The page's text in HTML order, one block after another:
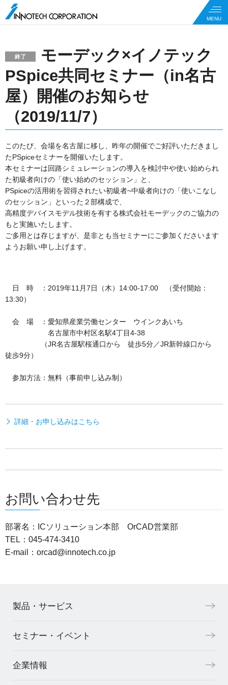
終了
モーデック×イノテック
PSpice共同セミナー（in名古
屋）開催のお知らせ
（2019/11/7）
このたび、会場を名古屋に移し、昨年の開催でご好評いただきまし
たPSpiceセミナーを開催いたします。
本セミナーは回路シミュレーションの導入を検討中や使い始められ
た初級者向けの「使い始めのセッション」と、
PSpiceの活用術を習得されたい初級者~中級者向けの「使いこなし
のセッション」といった２部構成で、
高精度デバイスモデル技術を有する株式会社モーデックのご協力の
もと実施いたします。
ご多用とは存じますが、是非とも当セミナーにご参加くださいます
ようお願い申し上げます。
日 時 ：2019年11月7日（木）14:00-17:00 （受付開始：
13:30）
会 場 ：愛知県産業労働センター ウインクあいち
名古屋市中村区名駅4丁目4-38
（JR名古屋駅桜通口から 徒歩5分／JR新幹線口から
徒歩9分）
参加方法：無料（事前申し込み制）
詳細・お申し込みはこちら
お問い合わせ先
部署名：ICソリューション本部 OrCAD営業部
TEL：045-474-3410
E-mail： orcad@innotech.co.jp
製品・サービス
セミナー・イベント
企業情報